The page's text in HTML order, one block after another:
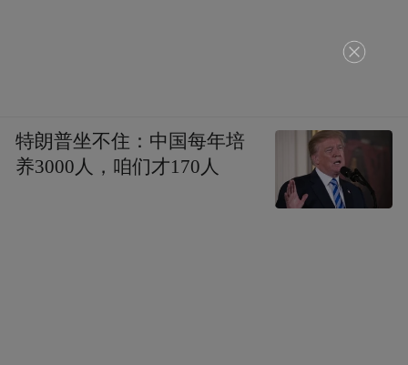
特朗普坐不住：中国每年培
养3000人，咱们才170人